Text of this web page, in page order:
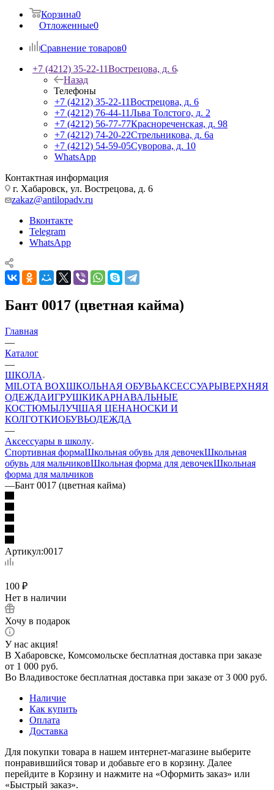
Корзина0
Отложенные0
Сравнение товаров0
+7 (4212) 35-22-11Вострецова, д. 6
Назад
Телефоны
+7 (4212) 35-22-11Вострецова, д. 6
+7 (4212) 76-44-11Льва Толстого, д. 2
+7 (4212) 56-77-77Краснореченская, д. 98
+7 (4212) 74-20-22Стрельникова, д. 6а
+7 (4212) 54-59-05Суворова, д. 10
WhatsApp
Контактная информация
г. Хабаровск, ул. Вострецова, д. 6
zakaz@antilopadv.ru
Вконтакте
Telegram
WhatsApp
Бант 0017 (цветная кайма)
Главная
—
Каталог
—
ШКОЛА
MILOTA BOXШКОЛЬНАЯ ОБУВЬАКСЕССУАРЫВЕРХНЯЯ
ОДЕЖДАИГРУШКИКАРНАВАЛЬНЫЕ
КОСТЮМЫЛУЧШАЯ ЦЕНАНОСКИ И
КОЛГОТКИОБУВЬОДЕЖДА
—
Аксессуары в школу
Спортивная формаШкольная обувь для девочекШкольная
обувь для мальчиковШкольная форма для девочекШкольная
форма для мальчиков
—Бант 0017 (цветная кайма)
Артикул:0017
100 ₽
Нет в наличии
Хочу в подарок
У нас акция!
В Хабаровске, Комсомольске бесплатная доставка при заказе
от 1 000 руб.
Во Владивостоке бесплатная доставка при заказе от 3 000 руб.
Наличие
Как купить
Оплата
Доставка
Для покупки товара в нашем интернет-магазине выберите
понравившийся товар и добавьте его в корзину. Далее
перейдите в Корзину и нажмите на «Оформить заказ» или
«Быстрый заказ».